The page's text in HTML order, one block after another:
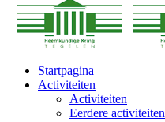
Startpagina
Activiteiten
Activiteiten
Eerdere activiteiten